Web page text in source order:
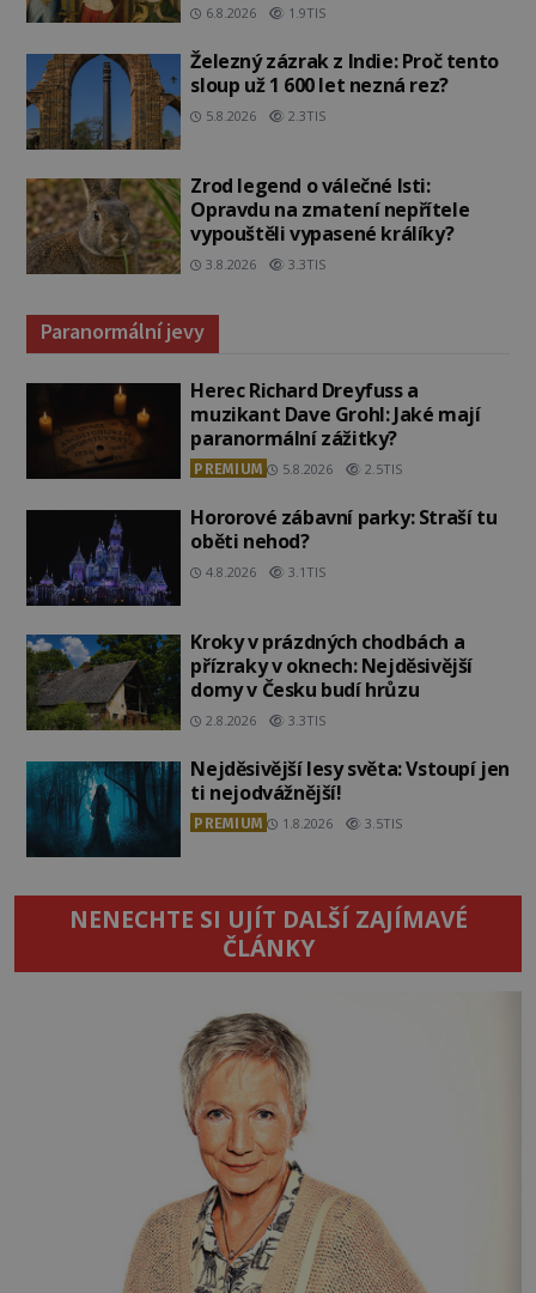
6.8.2026 1.9TIS
Železný zázrak z Indie: Proč tento
sloup už 1 600 let nezná rez?
5.8.2026 2.3TIS
Zrod legend o válečné lsti:
Opravdu na zmatení nepřítele
vypouštěli vypasené králíky?
3.8.2026 3.3TIS
Paranormální jevy
Herec Richard Dreyfuss a
muzikant Dave Grohl: Jaké mají
paranormální zážitky?
PREMIUM 5.8.2026 2.5TIS
Hororové zábavní parky: Straší tu
oběti nehod?
4.8.2026 3.1TIS
Kroky v prázdných chodbách a
přízraky v oknech: Nejděsivější
domy v Česku budí hrůzu
2.8.2026 3.3TIS
Nejděsivější lesy světa: Vstoupí jen
ti nejodvážnější!
PREMIUM 1.8.2026 3.5TIS
NENECHTE SI UJÍT DALŠÍ ZAJÍMAVÉ
ČLÁNKY